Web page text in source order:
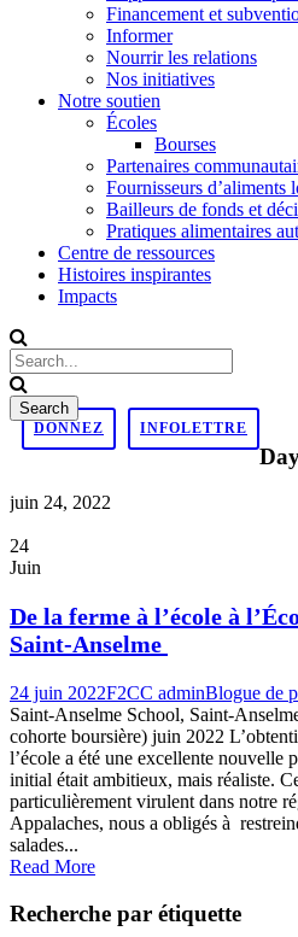
Financement et
Informer
Nourrir les relations
Nos initiatives
Notre soutien
Écoles
Bourses
Partenaires
Fournisseurs d’aliments
Bailleurs de fonds et
Pratiques alimentaires
Centre de ressources
Histoires inspirantes
Impacts
DONNEZ INFOLETTRE
juin 24, 2022
24
Juin
De la ferme à l’école à
Saint-Anselme
24 juin 2022F2CC adminBlogue de
Saint-Anselme School, Saint-
cohorte boursière) juin 2022
l’école a été une excellente
initial était ambitieux, mais réaliste.
particulièrement virulent dans notre
Appalaches, nous a obligés à
salades...
Read More
Recherche par étiquette